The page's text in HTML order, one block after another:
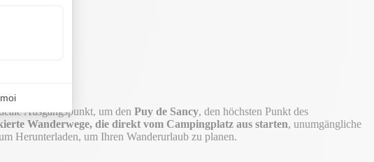
Ausgangspunkt, um den Puy de Sancy, den höchsten Punkt des
Wanderwege, die direkt vom Campingplatz aus starten, unumgängliche
Herunterladen, um Ihren Wanderurlaub zu planen.